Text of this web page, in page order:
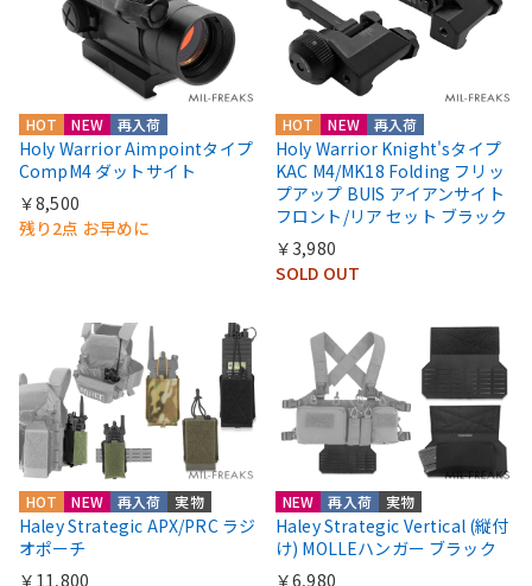
HOT NEW 再入荷
Holy Warrior Aimpointタイプ
CompM4 ダットサイト
￥8,500
残り2点 お早めに
HOT NEW 再入荷
Holy Warrior Knight'sタイプ
KAC M4/MK18 Folding フリッ
プアップ BUIS アイアンサイト
フロント/リア セット ブラック
￥3,980
SOLD OUT
HOT NEW 再入荷 実物
Haley Strategic APX/PRC ラジ
オポーチ
￥11,800
NEW 再入荷 実物
Haley Strategic Vertical (縦付
け) MOLLEハンガー ブラック
￥6,980